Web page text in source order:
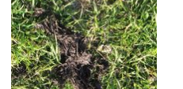
content